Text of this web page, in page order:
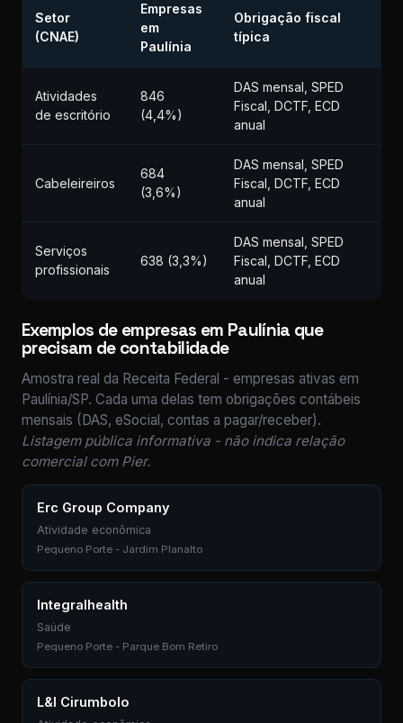
Setor
(CNAE)
Empresas
em
Paulínia
Obrigação fiscal
típica
Atividades
de escritório
846
(4,4%)
DAS mensal, SPED
Fiscal, DCTF, ECD
anual
Cabeleireiros
684
(3,6%)
DAS mensal, SPED
Fiscal, DCTF, ECD
anual
Serviços
profissionais
638 (3,3%)
DAS mensal, SPED
Fiscal, DCTF, ECD
anual
Exemplos de empresas em Paulínia que
precisam de contabilidade
Amostra real da Receita Federal - empresas ativas em
Paulínia/SP. Cada uma delas tem obrigações contábeis
mensais (DAS, eSocial, contas a pagar/receber).
Listagem pública informativa - não indica relação
comercial com Pier.
Erc Group Company
Atividade econômica
Pequeno Porte - Jardim Planalto
Integralhealth
Saúde
Pequeno Porte - Parque Bom Retiro
L&l Cirumbolo